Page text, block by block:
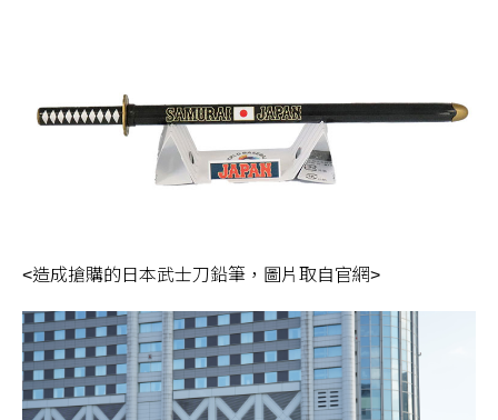
<造成搶購的日本武士刀鉛筆，圖片取自官網>